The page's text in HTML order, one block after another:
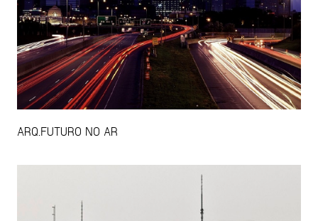
ARQ.FUTURO NO AR